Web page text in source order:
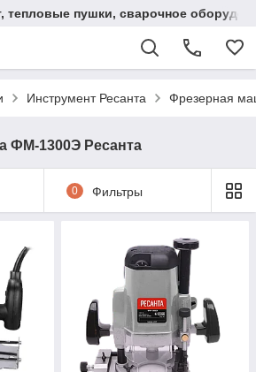
тепловые пушки, сварочное
Инструмент Ресанта Фрезерная
ФМ-1300Э Ресанта
0 Фильтры